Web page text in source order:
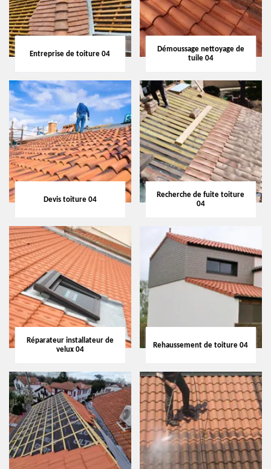
Entreprise de toiture 04
Démoussage nettoyage de
tuile 04
Devis toiture 04
Recherche de fuite toiture
04
Réparateur installateur de
velux 04
Rehaussement de toiture 04